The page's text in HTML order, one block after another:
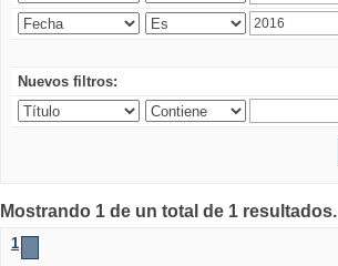
Nuevos filtros:
Mostrando 1 de un total de 1 resultados.
1